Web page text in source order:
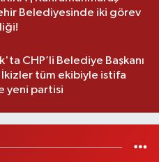
Belediyesinde iki görev
CHP’li Belediye Başkanı
İkizler tüm ekibiyle istifa
yeni partisi